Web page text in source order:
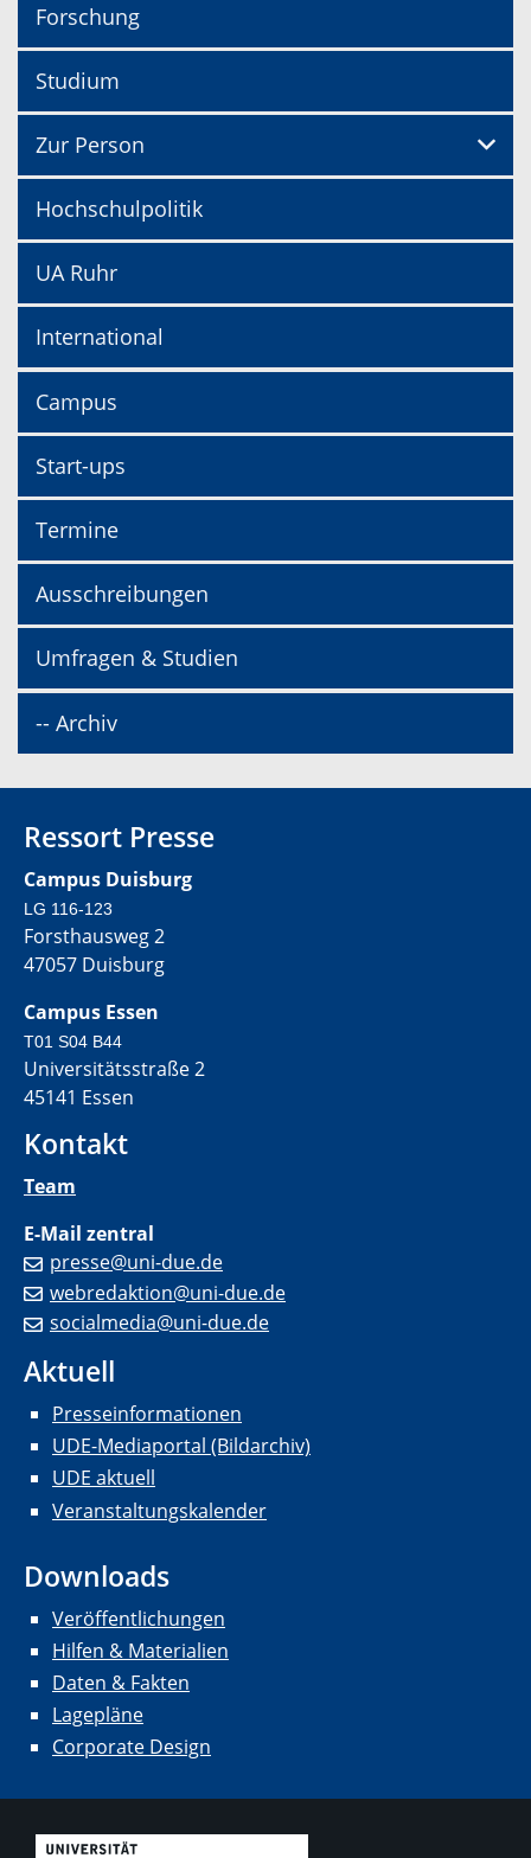
Forschung
Studium
Zur Person
Hochschulpolitik
UA Ruhr
International
Campus
Start-ups
Termine
Ausschreibungen
Umfragen & Studien
-- Archiv
Ressort Presse
Campus Duisburg
LG 116-123
Forsthausweg 2
47057 Duisburg
Campus Essen
T01 S04 B44
Universitätsstraße 2
45141 Essen
Kontakt
Team
E-Mail zentral
presse@uni-due.de
webredaktion@uni-due.de
socialmedia@uni-due.de
Aktuell
Presseinformationen
UDE-Mediaportal (Bildarchiv)
UDE aktuell
Veranstaltungskalender
Downloads
Veröffentlichungen
Hilfen & Materialien
Daten & Fakten
Lagepläne
Corporate Design